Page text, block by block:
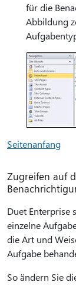
für die
Abbildung
Seitenanfang
Zugreifen auf
Duet Enterprise
einzelne
die Art und
Aufgabe
So ändern Sie